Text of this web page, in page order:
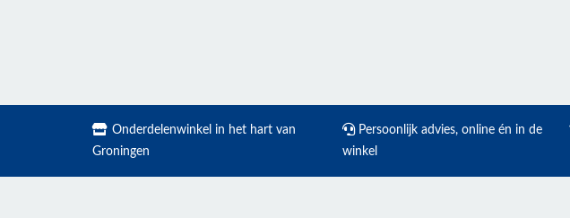
Onderdelenwinkel in het hart van
Groningen
Persoonlijk advies, online én in de
winkel